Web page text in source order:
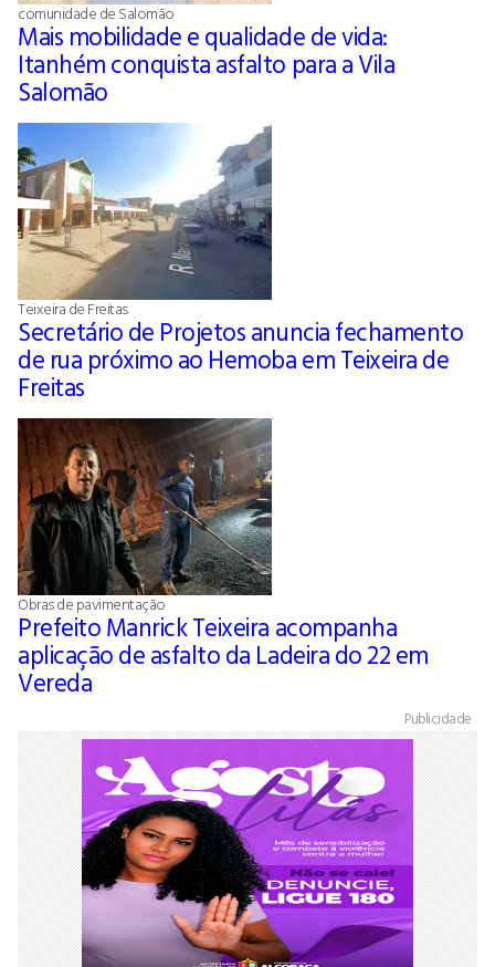
comunidade de Salomão
Mais mobilidade e qualidade de vida:
Itanhém conquista asfalto para a Vila
Salomão
Teixeira de Freitas
Secretário de Projetos anuncia fechamento
de rua próximo ao Hemoba em Teixeira de
Freitas
Obras de pavimentação
Prefeito Manrick Teixeira acompanha
aplicação de asfalto da Ladeira do 22 em
Vereda
Publicidade